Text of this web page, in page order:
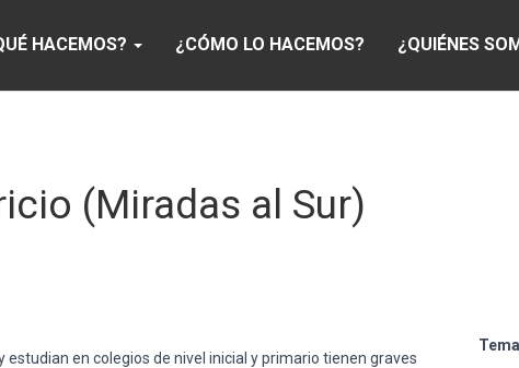
HACEMOS? ¿CÓMO LO HACEMOS? ¿QUIÉNES
(Miradas al Sur)
estudian en colegios de nivel inicial yprimario tienen graves